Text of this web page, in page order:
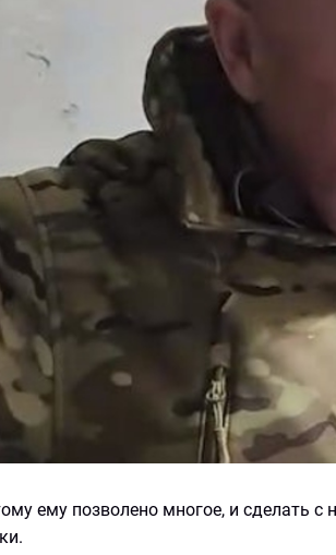
ему позволено многое, и сделать